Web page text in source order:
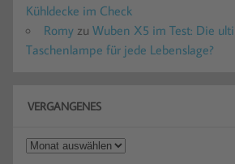
Kühldecke im Check
Romy zu Wuben X5 im Test: Die
Taschenlampe für jede Lebenslage?
VERGANGENES
Vergangenes